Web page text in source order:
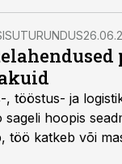
, tööstus- ja
sageli hoopis
töö katkeb või